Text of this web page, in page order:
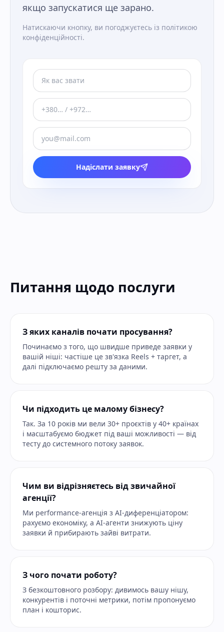
якщо запускатися ще зарано.
Натискаючи кнопку, ви погоджуєтесь із політикою
конфіденційності.
Надіслати заявку
Питання щодо послуги
З яких каналів почати просування?
Починаємо з того, що швидше приведе заявки у
вашій ніші: частіше це зв'язка Reels + таргет, а
далі підключаємо решту за даними.
Чи підходить це малому бізнесу?
Так. За 10 років ми вели 30+ проєктів у 40+ країнах
і масштабуємо бюджет під ваші можливості — від
тесту до системного потоку заявок.
Чим ви відрізняєтесь від звичайної
агенції?
Ми performance-агенція з AI-диференціатором:
рахуємо економіку, а AI-агенти знижують ціну
заявки й прибирають зайві витрати.
З чого почати роботу?
З безкоштовного розбору: дивимось вашу нішу,
конкурентів і поточні метрики, потім пропонуємо
план і кошторис.